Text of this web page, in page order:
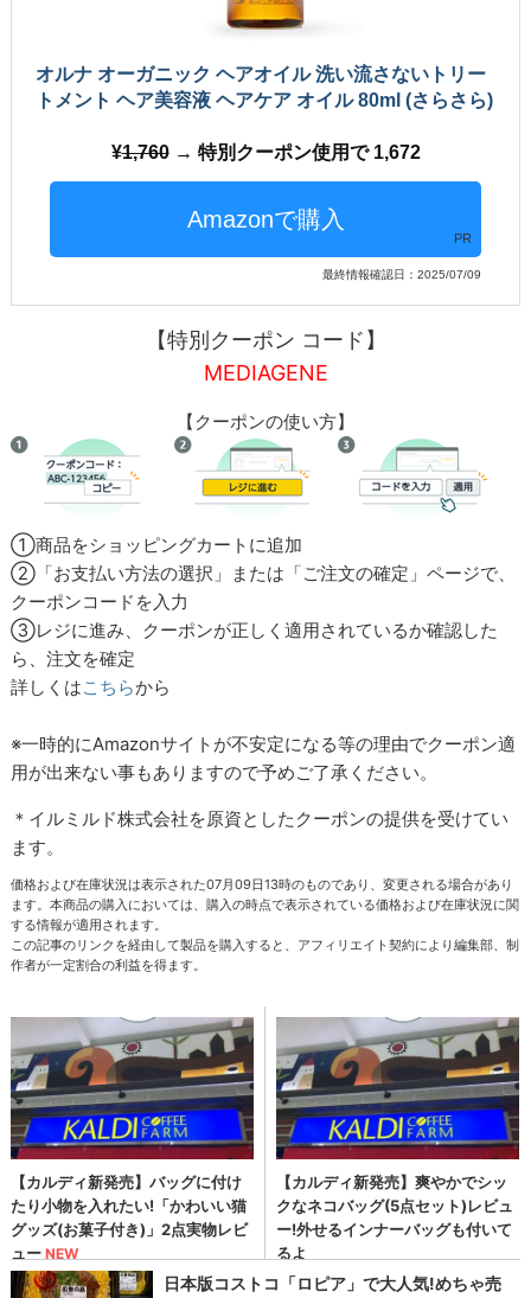
オルナ オーガニック ヘアオイル 洗い流さないトリー
トメント ヘア美容液 ヘアケア オイル 80ml (さらさら)
1,760→ 特別クーポン使用で 1,672
PR
最終情報確認日：2025/07/09
【特別クーポン コード】
MEDIAGENE
【クーポンの使い方】
①商品をショッピングカートに追加
②「お支払い方法の選択」または「ご注文の確定」ページで、
クーポンコードを入力
③レジに進み、クーポンが正しく適用されているか確認した
ら、注文を確定
詳しくはこちらから
※一時的にAmazonサイトが不安定になる等の理由でクーポン適
用が出来ない事もありますので予めご了承ください。
＊イルミルド株式会社を原資としたクーポンの提供を受けてい
ます。
価格および在庫状況は表示された07月09日13時のものであり、変更される場合があり
ます。本商品の購入においては、購入の時点で表示されている価格および在庫状況に関
する情報が適用されます。
この記事のリンクを経由して製品を購入すると、アフィリエイト契約により編集部、制
作者が一定割合の利益を得ます。